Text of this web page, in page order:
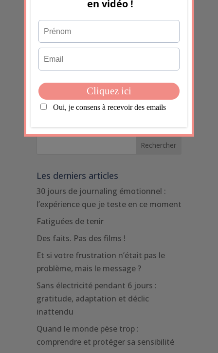
Soumettre le
commentaire
indésirables.
En savoir plus sur la façon
dont les données de vos
commentaires sont traitées
Les derniers articles
30 jours de journaling émotionnel :
l’expérience que je teste en ce moment
Fatiguées de tenir
Des faits. Pas des films !
Et si votre frustration n’était pas le
problème, mais le message ?
Sans électricité pendant 6 jours :
gratitude, adaptation et déclic
inattendu
Quand le monde pèse trop :
comprendre et protéger sa sensibilité